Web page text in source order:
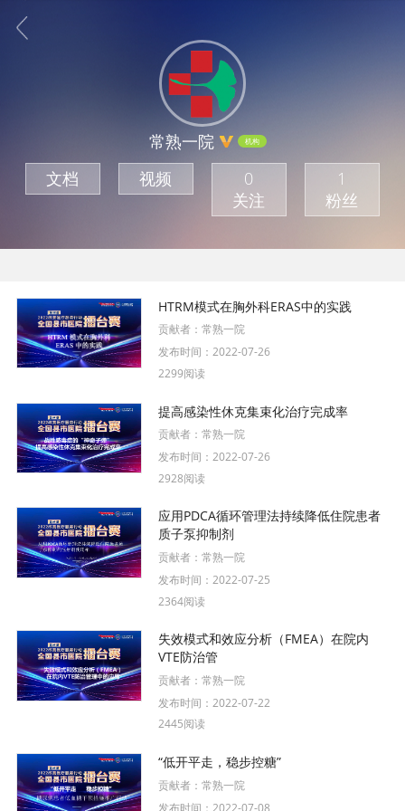
常熟一院 机构
文档 视频
0
关注
1
粉丝
HTRM模式在胸外科ERAS中的实践
贡献者： 常熟一院
发布时间： 2022-07-26
2299阅读
提高感染性休克集束化治疗完成率
贡献者： 常熟一院
发布时间： 2022-07-26
2928阅读
应用PDCA循环管理法持续降低住院患者
质子泵抑制剂
贡献者： 常熟一院
发布时间： 2022-07-25
2364阅读
失效模式和效应分析（FMEA）在院内
VTE防治管
贡献者： 常熟一院
发布时间： 2022-07-22
2445阅读
“低开平走，稳步控糖”
贡献者： 常熟一院
发布时间： 2022-07-08